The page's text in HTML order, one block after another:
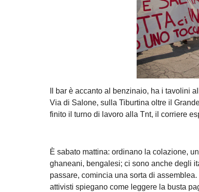
Il bar è accanto al benzinaio, ha i tavolini
Via di Salone, sulla Tiburtina oltre il
finito il turno di lavoro alla Tnt, il corriere
È sabato mattina: ordinano la colazione,
ghaneani, bengalesi; ci sono anche degli
passare, comincia una sorta di
attivisti spiegano come leggere la busta